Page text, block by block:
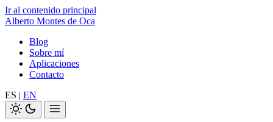
Ir al contenido principal
Alberto Montes de Oca
Blog
Sobre mí
Aplicaciones
Contacto
ES | EN